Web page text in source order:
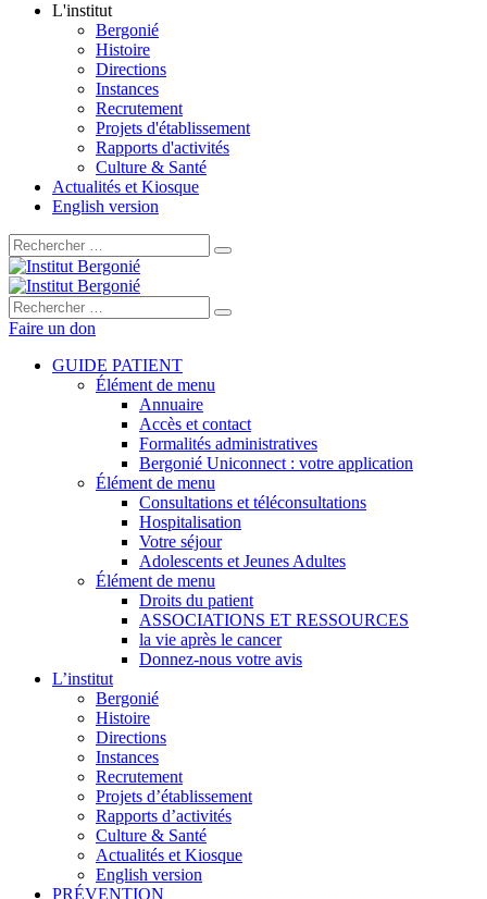
L'institut
Bergonié
Histoire
Directions
Instances
Recrutement
Projets d'établissement
Rapports d'activités
Culture & Santé
Actualités et Kiosque
English version
Rechercher :
Rechercher :
Faire un don
GUIDE PATIENT
Élément de menu
Annuaire
Accès et contact
Formalités administratives
Bergonié Uniconnect : votre application
Élément de menu
Consultations et téléconsultations
Hospitalisation
Votre séjour
Adolescents et Jeunes Adultes
Élément de menu
Droits du patient
ASSOCIATIONS ET RESSOURCES
la vie après le cancer
Donnez-nous votre avis
L’institut
Bergonié
Histoire
Directions
Instances
Recrutement
Projets d’établissement
Rapports d’activités
Culture & Santé
Actualités et Kiosque
English version
PRÉVENTION